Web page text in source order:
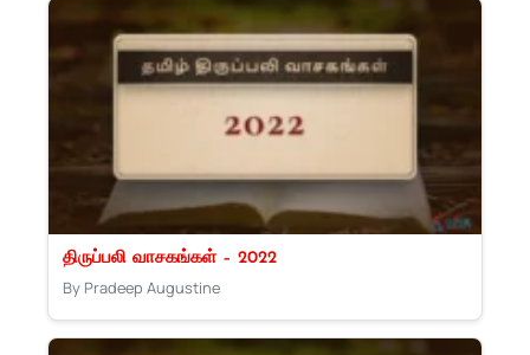
திருப்பலி வாசகங்கள் – 2022
By Pradeep Augustine